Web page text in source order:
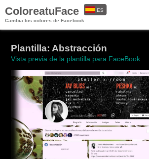
ColoreatuFace
Cambia los colores de Facebook
ES
Plantilla: Abstracción
Vista previa de la plantilla para FaceBook